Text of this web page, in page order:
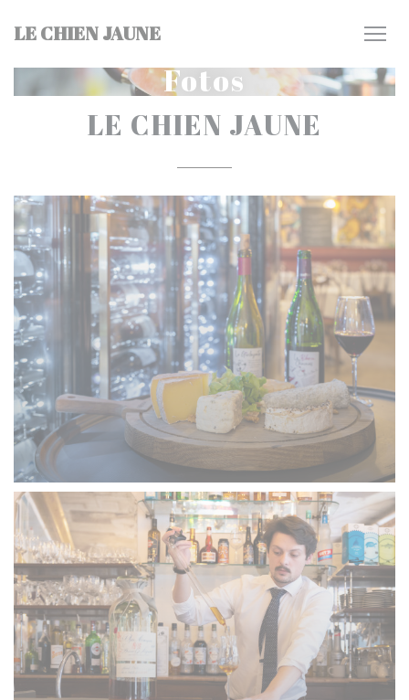
LE CHIEN JAUNE
Fotos
LE CHIEN JAUNE